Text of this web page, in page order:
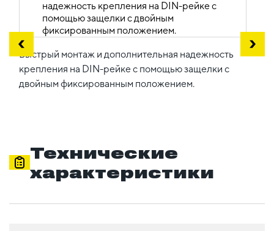
Быстрый монтаж и дополнительная надежность
крепления на DIN-рейке с помощью защелки с
двойным фиксированным положением.
Технические
характеристики